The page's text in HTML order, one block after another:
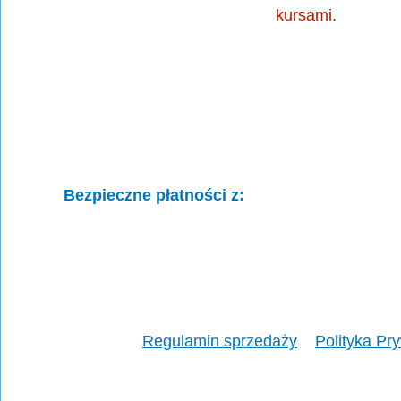
kursami.
Bezpieczne płatności z:
Regulamin sprzedaży Polityka